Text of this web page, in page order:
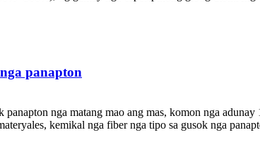
panapton
nga matang mao ang mas, komon nga
kemikal nga fiber nga tipo sa gusok nga